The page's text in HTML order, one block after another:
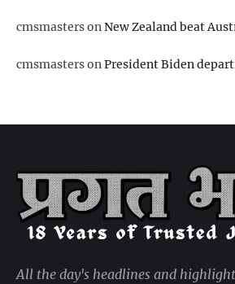
cmsmastersonNew Zealand beat
cmsmastersonPresident Biden
All the day's headlines and